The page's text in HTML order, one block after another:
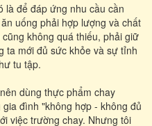
là để đáp ứng nhu cầu cần
uống phải hợp lượng và chất
không quá thiếu, phải giữ
ta mới đủ sức khỏe và sự tỉnh
tu tập.
dùng thực phẩm chay
đình "không hợp - không đủ
việc trường chay. Nhưng tôi